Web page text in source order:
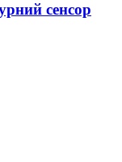
сенсор